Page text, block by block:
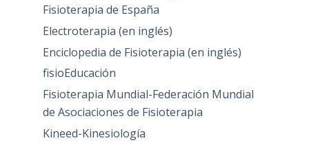
Fisioterapia de España
Electroterapia (en inglés)
Enciclopedia de Fisioterapia (en inglés)
fisioEducación
Fisioterapia Mundial-Federación Mundial
de Asociaciones de Fisioterapia
Kineed-Kinesiología